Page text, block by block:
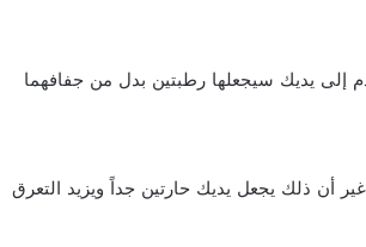
إلى يديك سيجعلها رطبتين بدل من جفافهما
أن ذلك يجعل يديك حارتين جداً ويزيد التعرق